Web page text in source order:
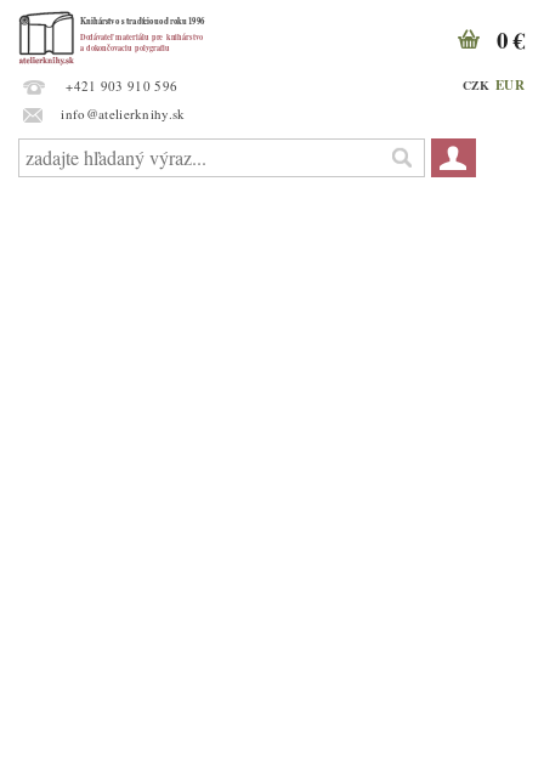
+421 903 910 596
info@atelierknihy.sk
CZK EUR
0 €